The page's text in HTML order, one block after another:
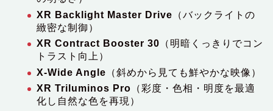
XR Backlight Master Drive （バックライトの
緻密な制御）
XR Contract Booster 30 （明暗くっきりでコン
トラスト向上）
X-Wide Angle （斜めから見ても鮮やかな映像）
XR Triluminos Pro （彩度・色相・明度を最適
化し自然な色を再現）